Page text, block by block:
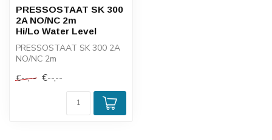
PRESSOSTAAT SK 300
2A NO/NC 2m
Hi/Lo Water Level
PRESSOSTAAT SK 300 2A
NO/NC 2m
€--,-- €--,--